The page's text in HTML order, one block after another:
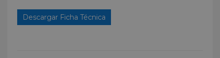
Descargar Ficha Técnica